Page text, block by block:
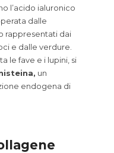
l’acido ialuronico
dalle
rappresentati dai
e dalle verdure.
le fave e i lupini, si
un
endogena di